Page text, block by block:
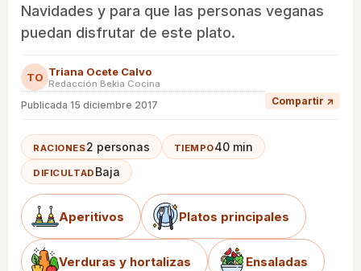
Navidades y para que las personas veganas
puedan disfrutar de este plato.
TO Triana Ocete Calvo
Redacción Bekia Cocina
Publicada 15 diciembre 2017 Compartir ↗
RACIONES2 personas TIEMPO40 min
DIFICULTAD Baja
Aperitivos Platos principales
Verduras y hortalizas Ensaladas